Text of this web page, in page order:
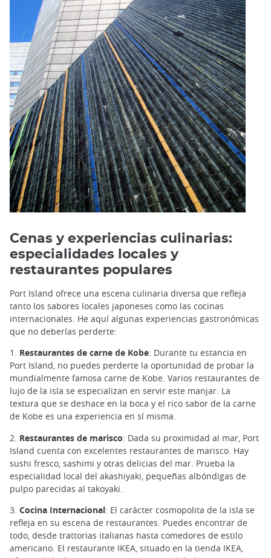
Cenas y experiencias culinarias:
especialidades locales y
restaurantes populares
Port Island ofrece una escena culinaria diversa que refleja
tanto los sabores locales japoneses como las cocinas
internacionales. He aquí algunas experiencias gastronómicas
que no deberías perderte:
1. Restaurantes de carne de Kobe: Durante tu estancia en
Port Island, no puedes perderte la oportunidad de probar la
mundialmente famosa carne de Kobe. Varios restaurantes de
lujo de la isla se especializan en servir este manjar. La
textura que se deshace en la boca y el rico sabor de la carne
de Kobe es una experiencia en sí misma.
2. Restaurantes de marisco: Dada su proximidad al mar, Port
Island cuenta con excelentes restaurantes de marisco. Hay
sushi fresco, sashimi y otras delicias del mar. Prueba la
especialidad local del akashiyaki, pequeñas albóndigas de
pulpo parecidas al takoyaki.
3. Cocina Internacional: El carácter cosmopolita de la isla se
refleja en su escena de restaurantes. Puedes encontrar de
todo, desde trattorias italianas hasta comedores de estilo
americano. El restaurante IKEA, situado en la tienda IKEA,